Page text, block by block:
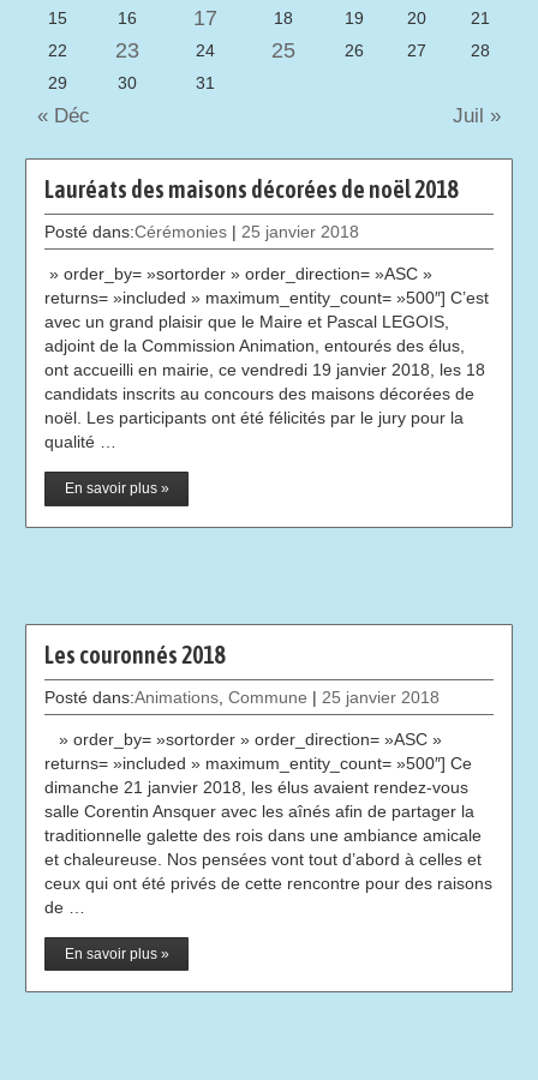
Lauréats des maisons décorées de noël 2018
Posté dans:Cérémonies | 25 janvier 2018
» order_by= »sortorder » order_direction= »ASC »
returns= »included » maximum_entity_count= »500″] C’est
avec un grand plaisir que le Maire et Pascal LEGOIS,
adjoint de la Commission Animation, entourés des élus,
ont accueilli en mairie, ce vendredi 19 janvier 2018, les 18
candidats inscrits au concours des maisons décorées de
noël. Les participants ont été félicités par le jury pour la
qualité …
En savoir plus »
Les couronnés 2018
Posté dans:Animations ,Commune | 25 janvier 2018
» order_by= »sortorder » order_direction= »ASC »
returns= »included » maximum_entity_count= »500″] Ce
dimanche 21 janvier 2018, les élus avaient rendez-vous
salle Corentin Ansquer avec les aînés afin de partager la
traditionnelle galette des rois dans une ambiance amicale
et chaleureuse. Nos pensées vont tout d’abord à celles et
ceux qui ont été privés de cette rencontre pour des raisons
de …
En savoir plus »
15 16 17 18 19 20
21
22
23 24 25 26 27
28
29
30 31
« Déc Juil »